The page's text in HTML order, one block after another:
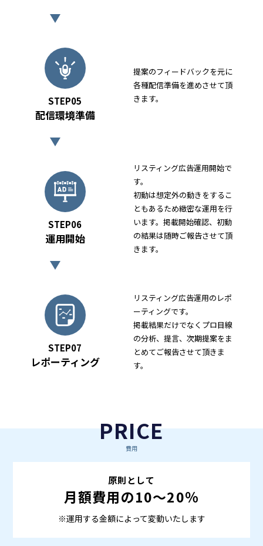
STEP05
配信環境準備
提案のフィードバックを元に
各種配信準備を進めさせて頂
きます。
STEP06
運用開始
リスティング広告運用開始で
す。
初動は想定外の動きをするこ
ともあるため緻密な運用を行
います。掲載開始確認、初動
の結果は随時ご報告させて頂
きます。
STEP07
レポーティング
リスティング広告運用のレポ
ーティングです。
掲載結果だけでなくプロ目線
の分析、提言、次期提案をま
とめてご報告させて頂きま
す。
PRICE
費用
原則として
月額費用の10～20％
※運用する金額によって変動いたします